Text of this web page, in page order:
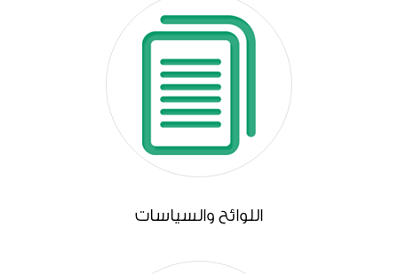
اللوائح والسياسات